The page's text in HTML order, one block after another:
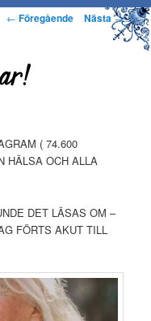
Inläggsnavigering
← Föregående Nästa→
( 74.600
HÄLSA OCH ALLA
DET LÄSAS OM –
FÖRTS AKUT TILL